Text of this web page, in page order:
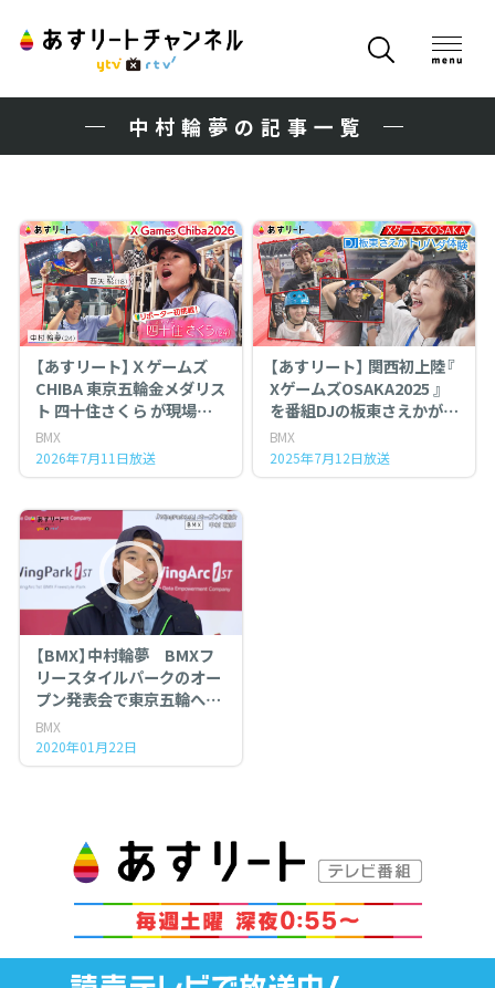
中村輪夢の記事一覧
【あすリート】Ｘゲームズ
CHIBA 東京五輪金メダリス
ト 四十住さくら が現場リ
ポーターに初挑戦！
BMX
2026年7月11日放送
【あすリート】 関西初上陸『
XゲームズOSAKA2025 』
を番組DJの板東さえかが直
BMX
2025年7月12日放送
【BMX】中村輪夢 BMXフ
リースタイルパークのオー
プン発表会で東京五輪への
思いを語る！
BMX
2020年01月22日